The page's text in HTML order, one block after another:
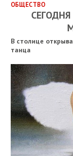
ОБЩЕСТВО
В столице
танца